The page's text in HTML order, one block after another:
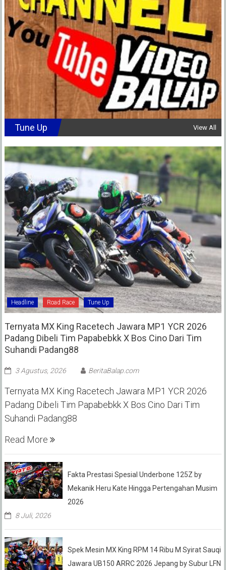
Tune Up View All
Headline Road Race Tune Up
Ternyata MX King Racetech Jawara MP1 YCR 2026
Padang Dibeli Tim Papabebkk X Bos Cino Dari Tim
Suhandi Padang88
3 Agustus, 2026 BeritaBalap.com
Ternyata MX King Racetech Jawara MP1 YCR 2026
Padang Dibeli Tim Papabebkk X Bos Cino Dari Tim
Suhandi Padang88
Read More
Fakta Prestasi Spesial Underbone 125Z by
Mekanik Heru Kate Hingga Pertengahan Musim
2026
8 Juli, 2026
Spek Mesin MX King RPM 14 Ribu M Syirat Sauqi
Jawara UB150 ARRC 2026 Jepang by Subur LFN